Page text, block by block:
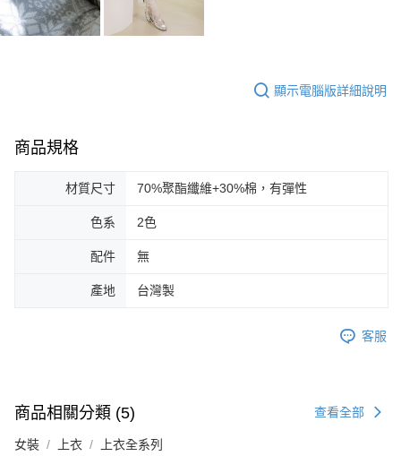
顯示電腦版詳細說明
商品規格
材質尺寸 70%聚酯纖維+30%棉，有彈性
色系 2色
配件 無
產地 台灣製
客服
商品相關分類 (5) 查看全部
女裝 上衣 上衣全系列